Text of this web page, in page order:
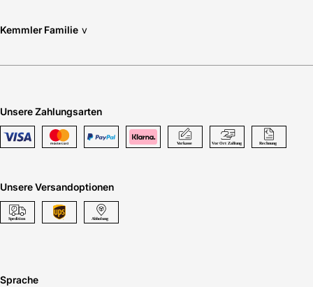
Kemmler Familie v
Unsere Zahlungsarten
Unsere Versandoptionen
Sprache